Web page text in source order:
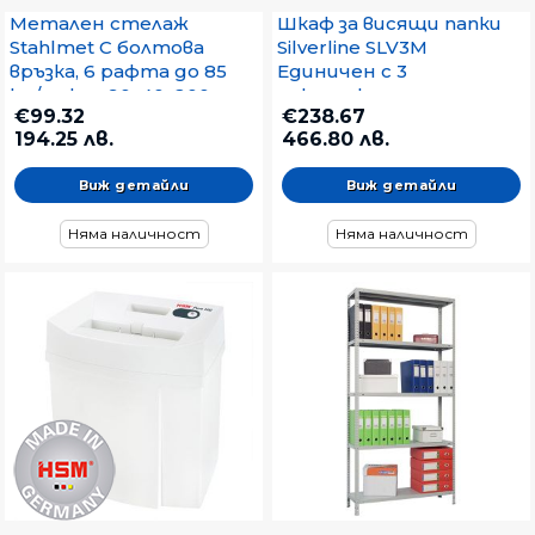
Метален стелаж
Stahlmet С болтова
връзка, 6 рафта до 85
kg/рафт, 90х40х200 cm
Бял
€99.32
194.25 лв.
Виж детайли
Няма наличност
Шкаф за висящи папки
Silverline SLV3M
Единичен с 3
чекмеджета,
45.8x62.2x100.9 cm, Сив
€238.67
466.80 лв.
Виж детайли
Няма наличност